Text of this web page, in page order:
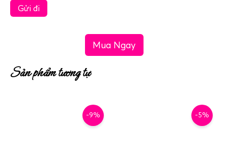
Mua Ngay
Sản phẩm tương tự
-9% -5%